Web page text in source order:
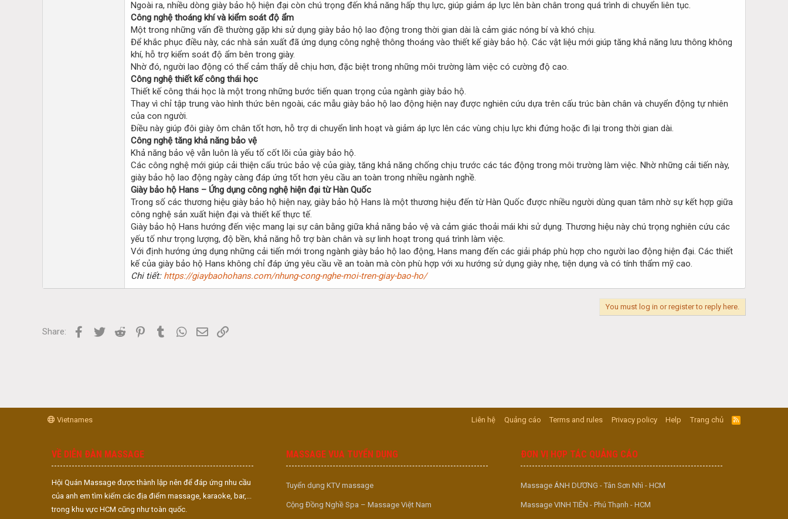
Ngoài ra, nhiều dòng giày bảo hộ hiện đại còn chú trọng đến khả năng hấp thụ lực, giúp giảm áp lực lên bàn chân trong quá trình di chuyển liên tục.
Công nghệ thoáng khí và kiểm soát độ ẩm
Một trong những vấn đề thường gặp khi sử dụng giày bảo hộ lao động trong thời gian dài là cảm giác nóng bí và khó chịu.
Để khắc phục điều này, các nhà sản xuất đã ứng dụng công nghệ thông thoáng vào thiết kế giày bảo hộ. Các vật liệu mới giúp tăng khả năng lưu thông không
khí, hỗ trợ kiểm soát độ ẩm bên trong giày.
Nhờ đó, người lao động có thể cảm thấy dễ chịu hơn, đặc biệt trong những môi trường làm việc có cường độ cao.
Công nghệ thiết kế công thái học
Thiết kế công thái học là một trong những bước tiến quan trọng của ngành giày bảo hộ.
Thay vì chỉ tập trung vào hình thức bên ngoài, các mẫu giày bảo hộ lao động hiện nay được nghiên cứu dựa trên cấu trúc bàn chân và chuyển động tự nhiên
của con người.
Điều này giúp đôi giày ôm chân tốt hơn, hỗ trợ di chuyển linh hoạt và giảm áp lực lên các vùng chịu lực khi đứng hoặc đi lại trong thời gian dài.
Công nghệ tăng khả năng bảo vệ
Khả năng bảo vệ vẫn luôn là yếu tố cốt lõi của giày bảo hộ.
Các công nghệ mới giúp cải thiện cấu trúc bảo vệ của giày, tăng khả năng chống chịu trước các tác động trong môi trường làm việc. Nhờ những cải tiến này,
giày bảo hộ lao động ngày càng đáp ứng tốt hơn yêu cầu an toàn trong nhiều ngành nghề.
Giày bảo hộ Hans – Ứng dụng công nghệ hiện đại từ Hàn Quốc
Trong số các thương hiệu giày bảo hộ hiện nay, giày bảo hộ Hans là một thương hiệu đến từ Hàn Quốc được nhiều người dùng quan tâm nhờ sự kết hợp giữa
công nghệ sản xuất hiện đại và thiết kế thực tế.
Giày bảo hộ Hans hướng đến việc mang lại sự cân bằng giữa khả năng bảo vệ và cảm giác thoải mái khi sử dụng. Thương hiệu này chú trọng nghiên cứu các
yếu tố như trọng lượng, độ bền, khả năng hỗ trợ bàn chân và sự linh hoạt trong quá trình làm việc.
Với định hướng ứng dụng những cải tiến mới trong ngành giày bảo hộ lao động, Hans mang đến các giải pháp phù hợp cho người lao động hiện đại. Các thiết
kế của giày bảo hộ Hans không chỉ đáp ứng yêu cầu về an toàn mà còn phù hợp với xu hướng sử dụng giày nhẹ, tiện dụng và có tính thẩm mỹ cao.
Chi tiết: https://giaybaohohans.com/nhung-cong-nghe-moi-tren-giay-bao-ho/
You must log in or register to reply here.
Share: Facebook
Twitter Reddit PinterestTumblr WhatsApp
Email
Vietnames Liên hệ Quảng cáo Terms and rules Privacy policy Help Trang chủ
R
S
VỀ DIỄN ĐÀN MASSAGE
Hội Quán Massage được thành lập nên để đáp ứng nhu cầu
của anh em tìm kiếm các địa điểm massage, karaoke, bar,...
trong khu vực HCM cũng như toàn quốc.
MASSAGE VUA TUYỂN DỤNG
Tuyển dụng KTV massage
Cộng Đồng Nghề Spa – Massage Việt Nam
ĐƠN VỊ HỢP TÁC QUẢNG CÁO
Massage ÁNH DƯƠNG - Tân Sơn Nhì - HCM
Massage VINH TIÊN - Phú Thạnh - HCM